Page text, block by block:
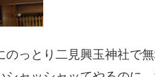
っとり二見興玉神社で